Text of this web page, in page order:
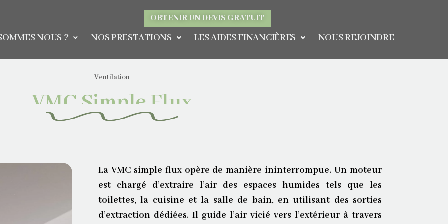
OBTENIR UN DEVIS GRATUIT
NOUS ? NOS PRESTATIONS LES AIDES FINANCIÈRES NOUS REJOINDRE
Ventilation
VMC Simple Flux
La VMC simple flux opère de manière ininterrompue. Un moteur
est chargé d’extraire l’air des espaces humides tels que les
toilettes, la cuisine et la salle de bain, en utilisant des sorties
d’extraction dédiées. Il guide l’air vicié vers l’extérieur à travers